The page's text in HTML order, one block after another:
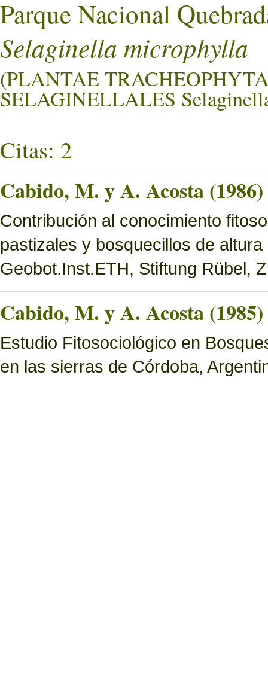
Parque Nacional
Selaginella microphylla
(PLANTAE
SELAGINELLALES
Citas: 2
Cabido, M. y A. Acosta (1986)
Contribución al conocimiento
pastizales y bosquecillos de
Geobot.Inst.ETH, Stiftung Rübel,
Cabido, M. y A. Acosta (1985)
Estudio Fitosociológico en
en las sierras de Córdoba,